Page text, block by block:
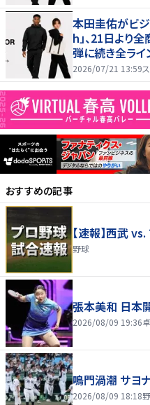
本田圭佑がビジ
h」、21日より
弾に続き全ライ
2026/07/21 13:59
おすすめの記事
【速報】西武
野球
張本美和 日本
2026/08/09 19:36
鳴門渦潮 サヨ
2026/08/09 18:18